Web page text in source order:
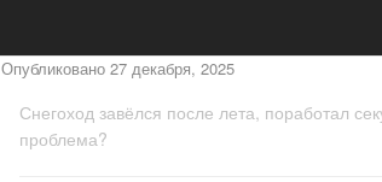
Опубликовано 27 декабря, 2025
Снегоход завёлся после лета, поработал
проблема?